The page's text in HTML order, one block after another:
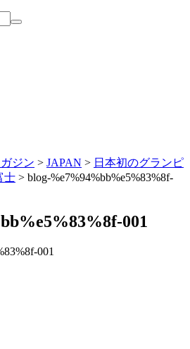
ジン > JAPAN > 日本初のグランピ
士 > blog-%e7%94%bb%e5%83%8f-
001